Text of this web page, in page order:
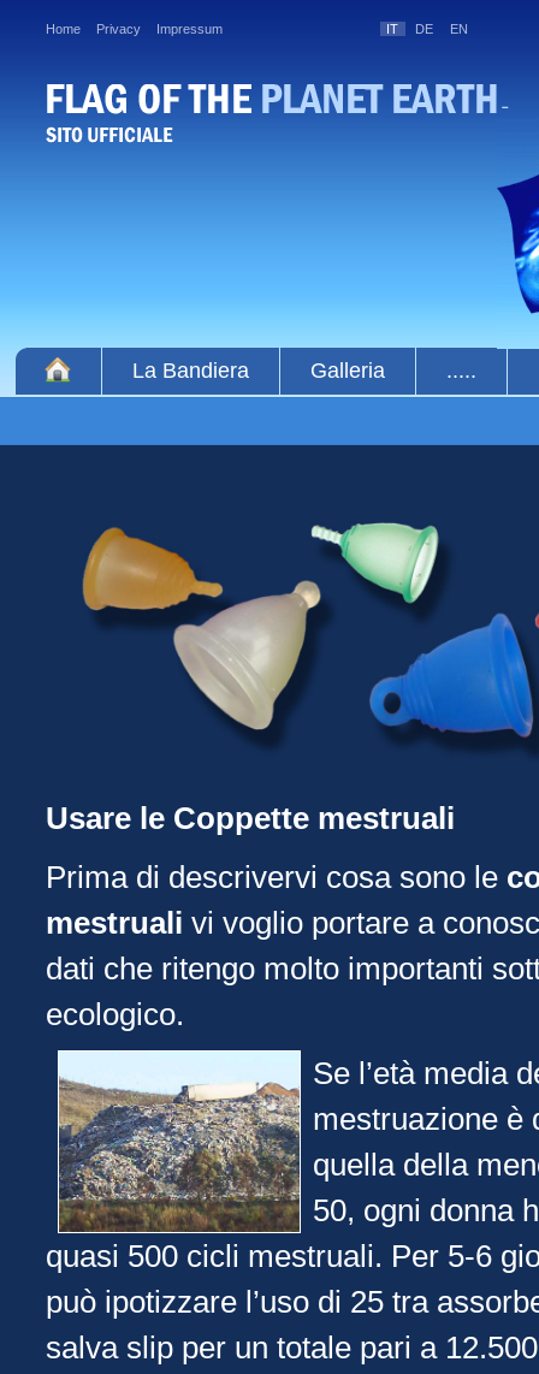
Home Privacy Impressum IT DE EN
La Bandiera Galleria .....
Usare le Coppette mestruali
Prima di descrivervi cosa sono le
mestruali vi voglio portare a
dati che ritengo molto importanti
ecologico.
Se l’età media
mestruazione è
quella della
50, ogni donna
quasi 500 cicli mestruali. Per 5-6
può ipotizzare l’uso di 25 tra
salva slip per un totale pari a